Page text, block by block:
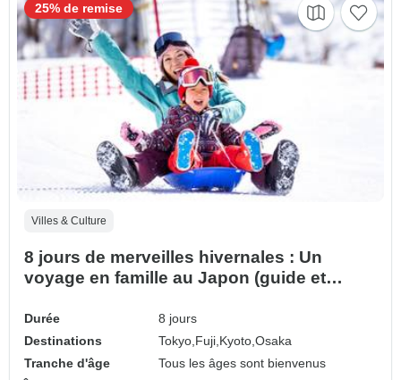
Villes & Culture
8 jours de merveilles hivernales : Un
voyage en famille au Japon (guide et
Durée
8 jours
Destinations
Tokyo, Fuji, Kyoto,Osaka
Tranche d'âge
Tous les âges sont bienvenus
25% de remise